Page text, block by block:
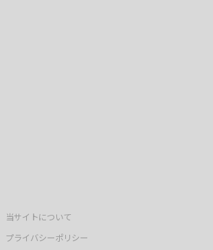
当サイトについて
プライバシーポリシー